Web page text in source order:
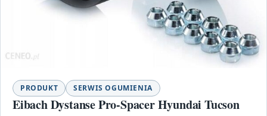
PRODUKT SERWIS OGUMIENIA
Eibach Dystanse Pro-Spacer Hyundai Tucson